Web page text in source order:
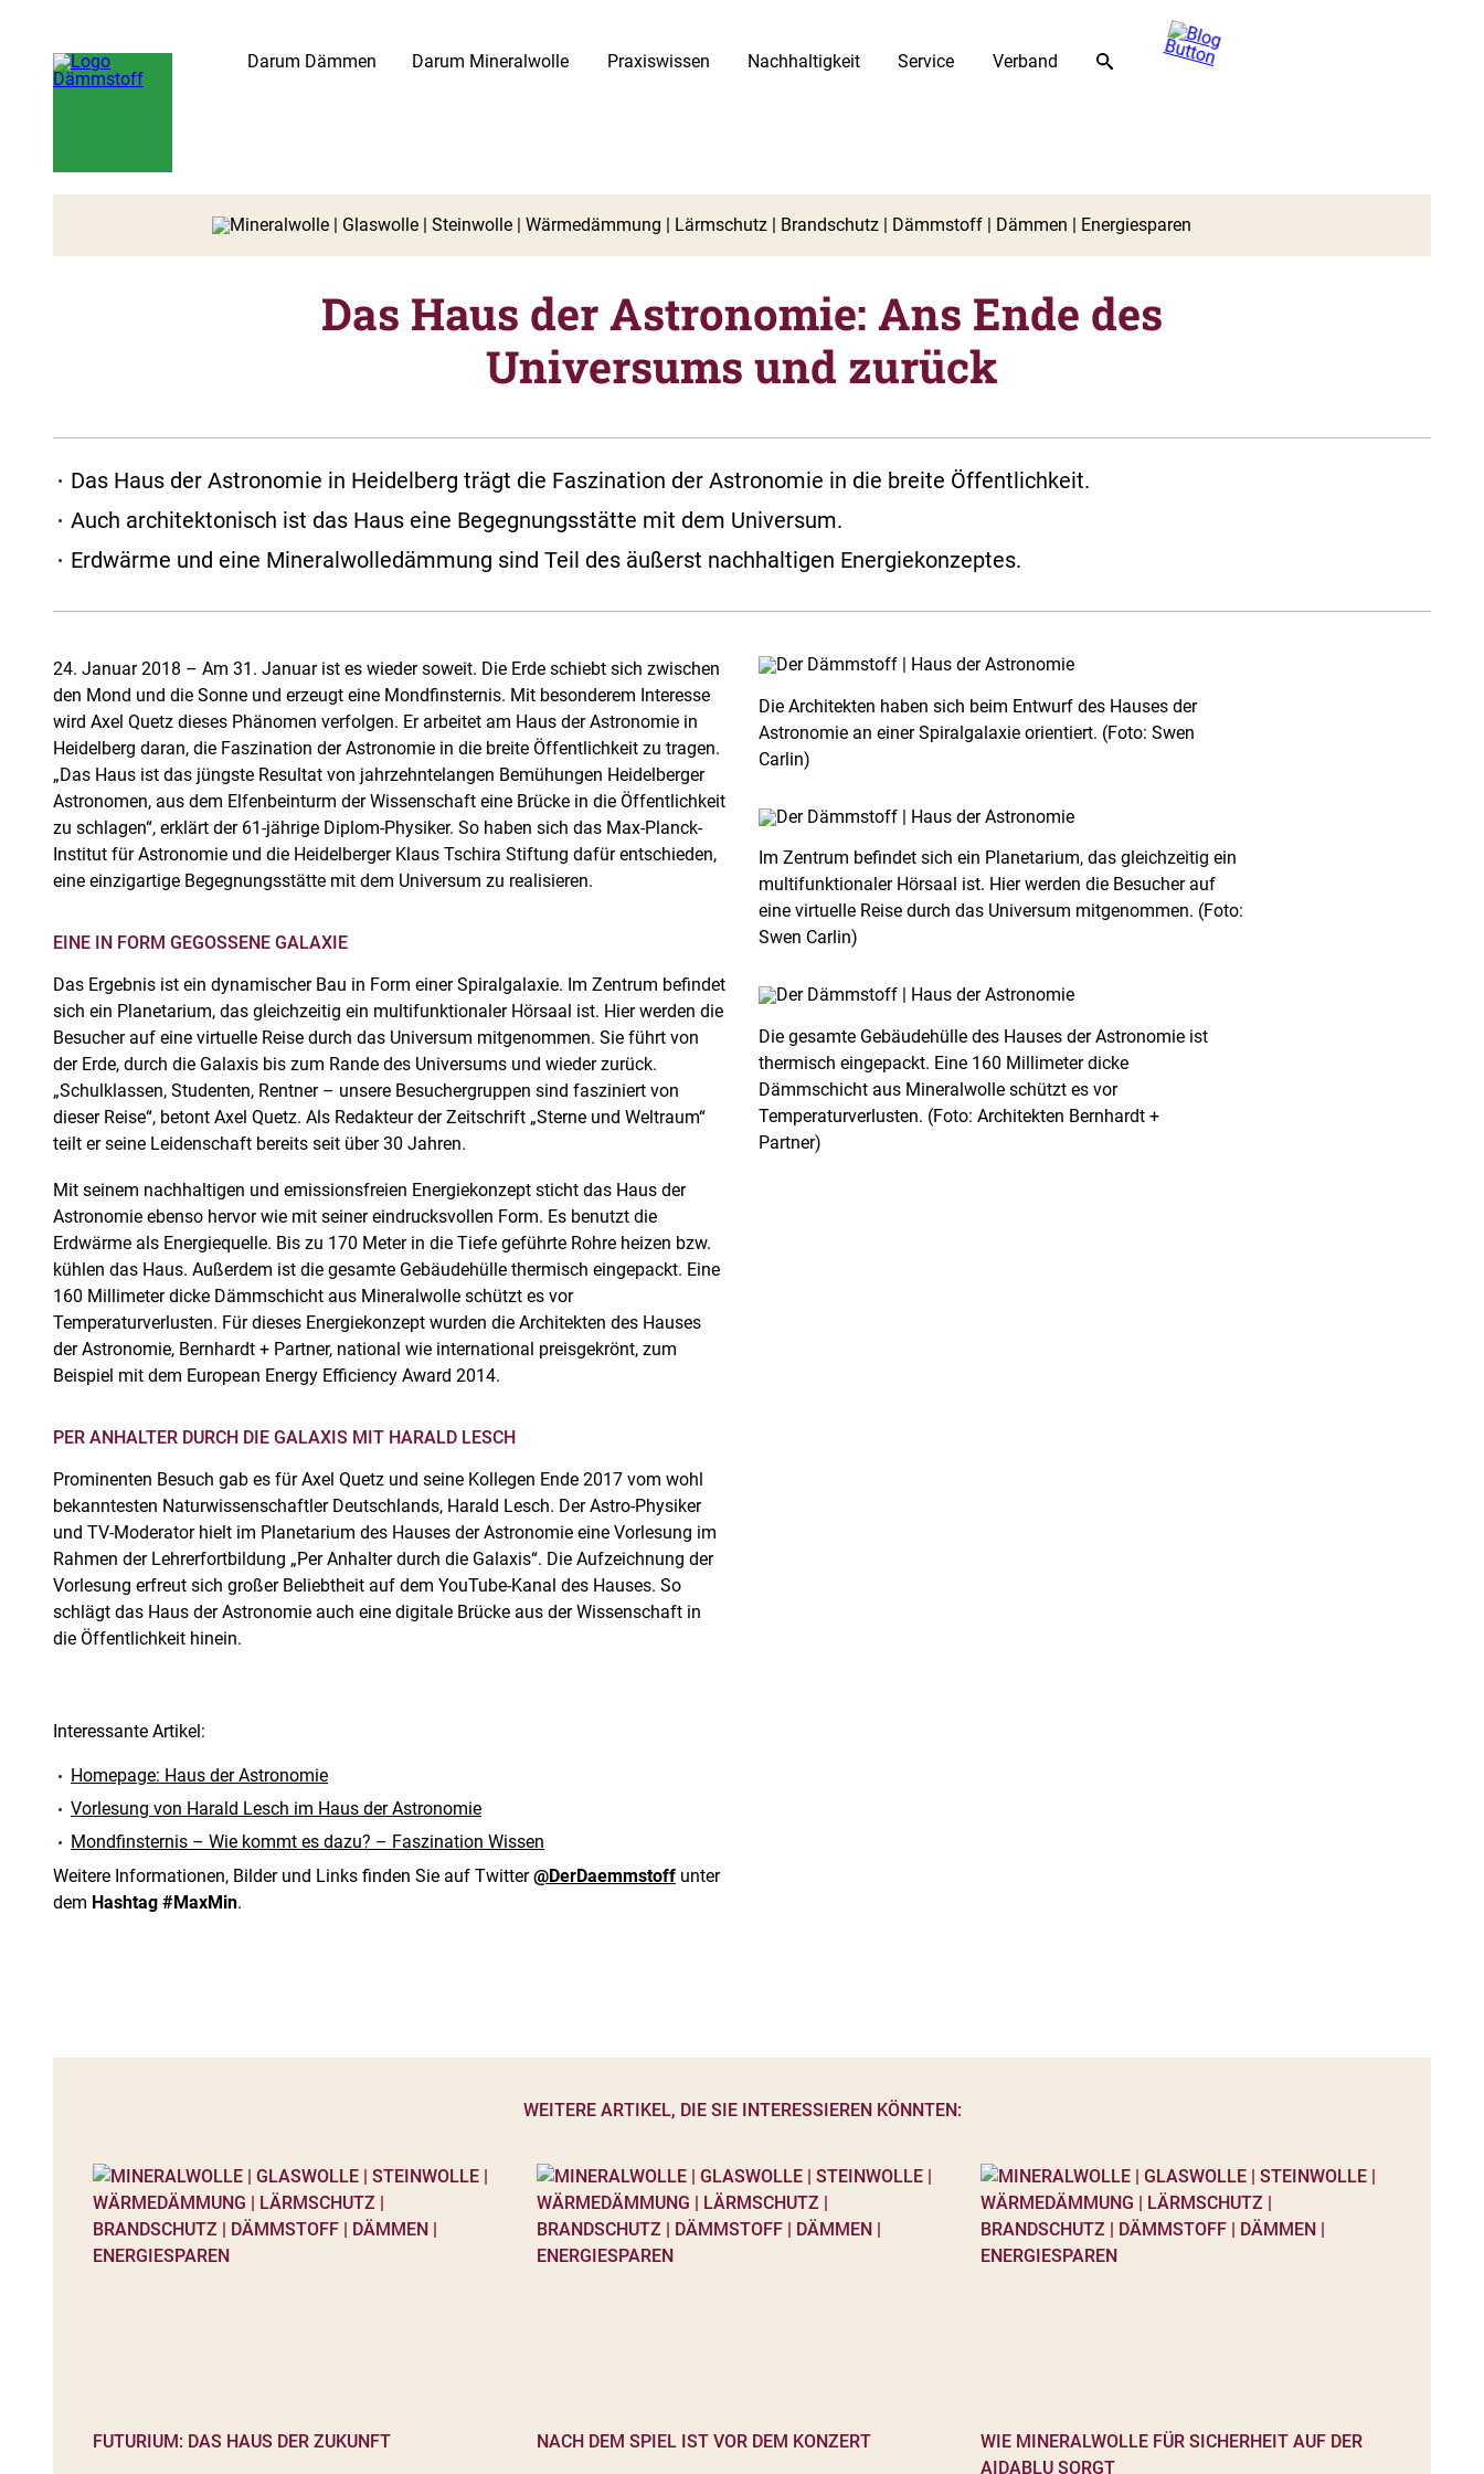
Darum Dämmen Darum Mineralwolle Praxiswissen Nachhaltigkeit Service Verband
Das Haus der Astronomie: Ans Ende des
Universums und zurück
Das Haus der Astronomie in Heidelberg trägt die Faszination der Astronomie in die breite Öffentlichkeit.
Auch architektonisch ist das Haus eine Begegnungsstätte mit dem Universum.
Erdwärme und eine Mineralwolledämmung sind Teil des äußerst nachhaltigen Energiekonzeptes.
24. Januar 2018 – Am 31. Januar ist es wieder soweit. Die Erde schiebt sich zwischen
den Mond und die Sonne und erzeugt eine Mondfinsternis. Mit besonderem Interesse
wird Axel Quetz dieses Phänomen verfolgen. Er arbeitet am Haus der Astronomie in
Heidelberg daran, die Faszination der Astronomie in die breite Öffentlichkeit zu tragen.
„Das Haus ist das jüngste Resultat von jahrzehntelangen Bemühungen Heidelberger
Astronomen, aus dem Elfenbeinturm der Wissenschaft eine Brücke in die Öffentlichkeit
zu schlagen“, erklärt der 61-jährige Diplom-Physiker. So haben sich das Max-Planck-
Institut für Astronomie und die Heidelberger Klaus Tschira Stiftung dafür entschieden,
eine einzigartige Begegnungsstätte mit dem Universum zu realisieren.
EINE IN FORM GEGOSSENE GALAXIE
Das Ergebnis ist ein dynamischer Bau in Form einer Spiralgalaxie. Im Zentrum befindet
sich ein Planetarium, das gleichzeitig ein multifunktionaler Hörsaal ist. Hier werden die
Besucher auf eine virtuelle Reise durch das Universum mitgenommen. Sie führt von
der Erde, durch die Galaxis bis zum Rande des Universums und wieder zurück.
„Schulklassen, Studenten, Rentner – unsere Besuchergruppen sind fasziniert von
dieser Reise“, betont Axel Quetz. Als Redakteur der Zeitschrift „Sterne und Weltraum“
teilt er seine Leidenschaft bereits seit über 30 Jahren.
Mit seinem nachhaltigen und emissionsfreien Energiekonzept sticht das Haus der
Astronomie ebenso hervor wie mit seiner eindrucksvollen Form. Es benutzt die
Erdwärme als Energiequelle. Bis zu 170 Meter in die Tiefe geführte Rohre heizen bzw.
kühlen das Haus. Außerdem ist die gesamte Gebäudehülle thermisch eingepackt. Eine
160 Millimeter dicke Dämmschicht aus Mineralwolle schützt es vor
Temperaturverlusten. Für dieses Energiekonzept wurden die Architekten des Hauses
der Astronomie, Bernhardt + Partner, national wie international preisgekrönt, zum
Beispiel mit dem European Energy Efficiency Award 2014.
PER ANHALTER DURCH DIE GALAXIS MIT HARALD LESCH
Prominenten Besuch gab es für Axel Quetz und seine Kollegen Ende 2017 vom wohl
bekanntesten Naturwissenschaftler Deutschlands, Harald Lesch. Der Astro-Physiker
und TV-Moderator hielt im Planetarium des Hauses der Astronomie eine Vorlesung im
Rahmen der Lehrerfortbildung „Per Anhalter durch die Galaxis“. Die Aufzeichnung der
Vorlesung erfreut sich großer Beliebtheit auf dem YouTube-Kanal des Hauses. So
schlägt das Haus der Astronomie auch eine digitale Brücke aus der Wissenschaft in
die Öffentlichkeit hinein.
Interessante Artikel:
Homepage: Haus der Astronomie
Vorlesung von Harald Lesch im Haus der Astronomie
Mondfinsternis – Wie kommt es dazu? – Faszination Wissen
Weitere Informationen, Bilder und Links finden Sie auf Twitter@DerDaemmstoff unter
dem Hashtag #MaxMin.
Die Architekten haben sich beim Entwurf des Hauses der
Astronomie an einer Spiralgalaxie orientiert. (Foto: Swen
Carlin)
Im Zentrum befindet sich ein Planetarium, das gleichzeitig ein
multifunktionaler Hörsaal ist. Hier werden die Besucher auf
eine virtuelle Reise durch das Universum mitgenommen. (Foto:
Swen Carlin)
Die gesamte Gebäudehülle des Hauses der Astronomie ist
thermisch eingepackt. Eine 160 Millimeter dicke
Dämmschicht aus Mineralwolle schützt es vor
Temperaturverlusten. (Foto: Architekten Bernhardt +
Partner)
WEITERE ARTIKEL, DIE SIE INTERESSIEREN KÖNNTEN:
FUTURIUM: DAS HAUS DER ZUKUNFT NACH DEM SPIEL IST VOR DEM KONZERT
WIE MINERALWOLLE FÜR SICHERHEIT AUF DER
AIDABLU SORGT